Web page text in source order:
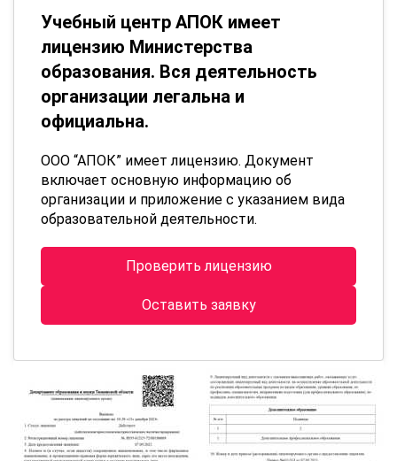
Учебный центр АПОК имеет
лицензию Министерства
образования. Вся деятельность
организации легальна и
официальна.
ООО “АПОК” имеет лицензию. Документ
включает основную информацию об
организации и приложение с указанием вида
образовательной деятельности.
Проверить лицензию
Оставить заявку